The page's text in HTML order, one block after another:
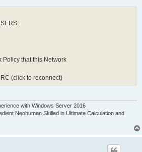
Policy that this Network
(click to reconnect)
with Windows Server 2016
Neohuman Skilled in Ultimate Calculation and